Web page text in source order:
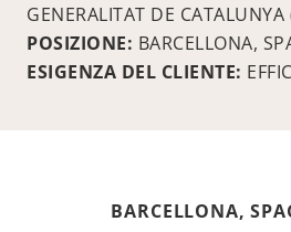
GENERALITAT DE CATALUNYA
POSIZIONE: BARCELLONA,
ESIGENZA DEL CLIENTE:
BARCELLONA,